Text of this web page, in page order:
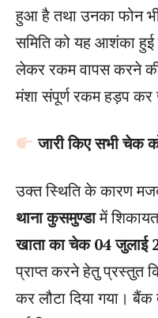
हुआ है तथा उनका फोन
समिति को यह आशंका हुई
लेकर रकम वापस करने
मंशा संपूर्ण रकम हड़प कर
जारी किए सभी चेक
उक्त स्थिति के कारण
थाना कुसमुण्डामें
खाता का चेक 04 जुलाई
प्राप्त करने हेतु प्रस्तुत
कर लौटा दिया गया। बैंक